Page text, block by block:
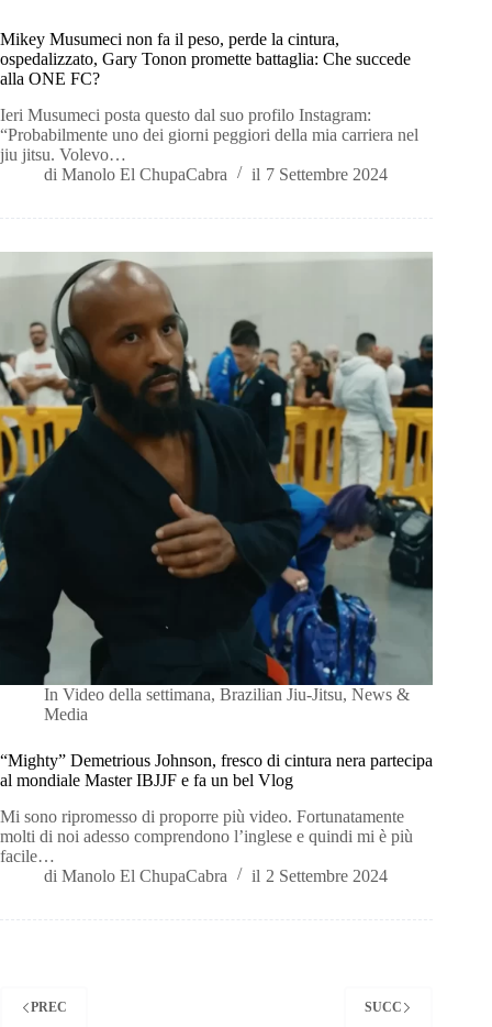
Mikey Musumeci non fa il peso, perde la cintura,
ospedalizzato, Gary Tonon promette battaglia: Che succede
alla ONE FC?
Ieri Musumeci posta questo dal suo profilo Instagram:
“Probabilmente uno dei giorni peggiori della mia carriera nel
jiu jitsu. Volevo…
di Manolo El ChupaCabra il 7 Settembre 2024
In Video della settimana,Brazilian Jiu-Jitsu,News &
Media
“Mighty” Demetrious Johnson, fresco di cintura nera partecipa
al mondiale Master IBJJF e fa un bel Vlog
Mi sono ripromesso di proporre più video. Fortunatamente
molti di noi adesso comprendono l’inglese e quindi mi è più
facile…
di Manolo El ChupaCabra il 2 Settembre 2024
PREC SUCC